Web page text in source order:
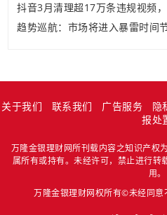
抖音3月清理超17万条违规视频
趋势巡航：市场将进入暴雷时间
关于我们 联系我们 广告服务 隐
报处
万隆金银理财网所刊载内容之知识产权
属所有或持有。未经许可，禁止进行转
用。
万隆金银理财网权所有©未经同意